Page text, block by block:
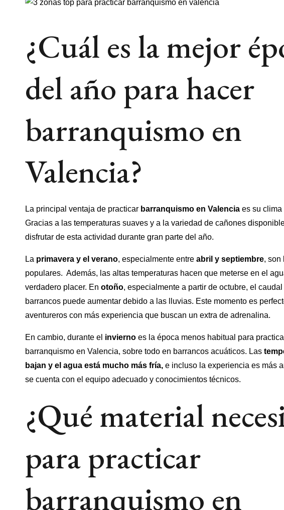
¿Cuál es la mejor
del año para hacer
barranquismo en
Valencia?
La principal ventaja de practicar barranquismo en Valenciaes su clima
Gracias a las temperaturas suaves y a la variedad de cañones
disfrutar de esta actividad durante gran parte del año.
La primavera y el verano, especialmente entre abril y septiembre, son
populares. Además, las altas temperaturas hacen que meterse en el
verdadero placer. En otoño, especialmente a partir de octubre, el
barrancos puede aumentar debido a las lluvias. Este momento es
aventureros con más experiencia que buscan un extra de adrenalina.
En cambio, durante el inviernoes la época menos habitual para
barranquismo en Valencia, sobre todo en barrancos acuáticos. Las
bajan y el agua está mucho más fría,e incluso la experiencia es más
se cuenta con el equipo adecuado y conocimientos técnicos.
¿Qué material
para practicar
barranquismo en